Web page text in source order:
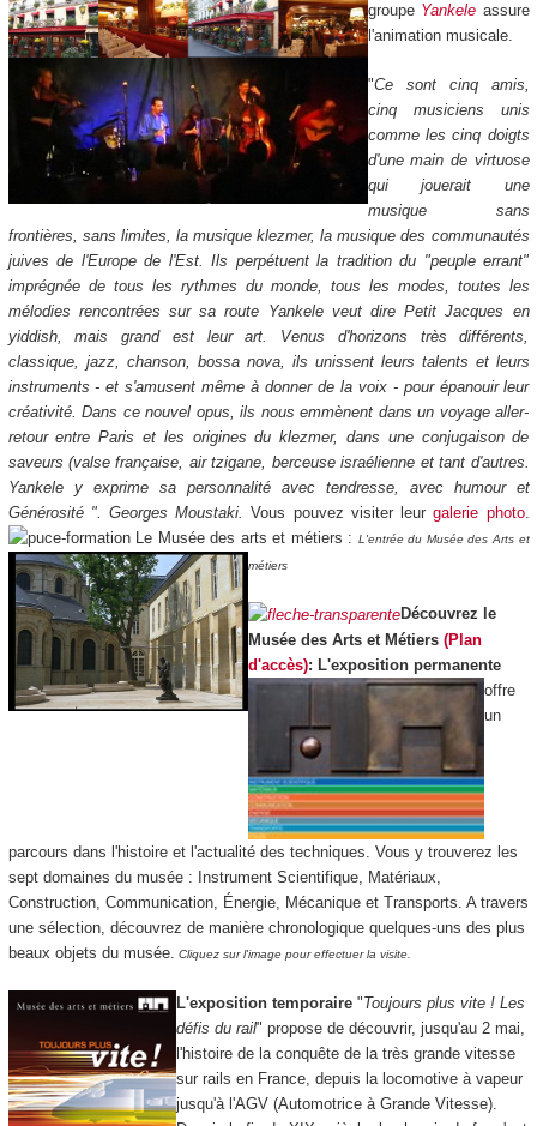
groupe Yankele assure
l'animation musicale.
"Ce sont cinq amis,
cinq musiciens unis
comme les cinq doigts
d'une main de virtuose
qui jouerait une
musique sans
frontières, sans limites, la musique klezmer, la musique des communautés
juives de l'Europe de l'Est. Ils perpétuent la tradition du "peuple errant"
imprégnée de tous les rythmes du monde, tous les modes, toutes les
mélodies rencontrées sur sa route Yankele veut dire Petit Jacques en
yiddish, mais grand est leur art. Venus d'horizons très différents,
classique, jazz, chanson, bossa nova, ils unissent leurs talents et leurs
instruments - et s'amusent même à donner de la voix - pour épanouir leur
créativité. Dans ce nouvel opus, ils nous emmènent dans un voyage aller-
retour entre Paris et les origines du klezmer, dans une conjugaison de
saveurs (valse française, air tzigane, berceuse israélienne et tant d'autres.
Yankele y exprime sa personnalité avec tendresse, avec humour et
Générosité ".
Georges Moustaki.Vous pouvez visiter leurgalerie photo.
Le Musée des arts et métiers : L'entrée du Musée des Arts et
métiers
Découvrez le
Musée des Arts et Métiers (Plan
d'accès): L'exposition permanente
offre
un
parcours dans l'histoire et l'actualité des techniques. Vous y trouverez les
sept domaines du musée : Instrument Scientifique, Matériaux,
Construction, Communication, Énergie, Mécanique et Transports. A travers
une sélection, découvrez de manière chronologique quelques-uns des plus
beaux objets du musée. Cliquez sur l'image pour effectuer la visite.
L'exposition temporaire"Toujours plus vite ! Les
défis du rail" propose de découvrir, jusqu'au 2 mai,
l'histoire de la conquête de la très grande vitesse
sur rails en France, depuis la locomotive à vapeur
jusqu'à l'AGV (Automotrice à Grande Vitesse).